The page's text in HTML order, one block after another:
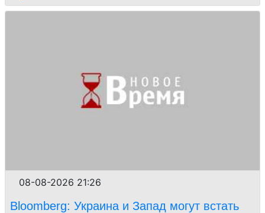
08-08-2026 21:26
Bloomberg: Украина и Запад могут встать